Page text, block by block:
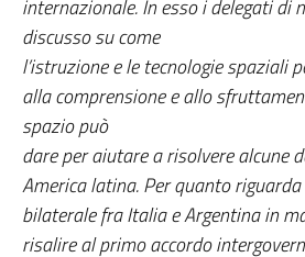
internazionale. In esso i delegati di
discusso su come
l’istruzione e le tecnologie spaziali
alla comprensione e allo
spazio può
dare per aiutare a risolvere alcune
America latina. Per quanto
bilaterale fra Italia e Argentina in
risalire al primo accordo